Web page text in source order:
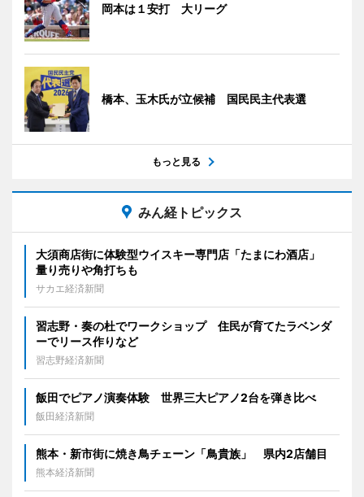
岡本は１安打 大リーグ
橋本、玉木氏が立候補 国民民主代表選
もっと見る
みん経トピックス
大須商店街に体験型ウイスキー専門店「たまにわ酒店」
量り売りや角打ちも
サカエ経済新聞
習志野・奏の杜でワークショップ 住民が育てたラベンダ
ーでリース作りなど
習志野経済新聞
飯田でピアノ演奏体験 世界三大ピアノ2台を弾き比べ
飯田経済新聞
熊本・新市街に焼き鳥チェーン「鳥貴族」 県内2店舗目
熊本経済新聞